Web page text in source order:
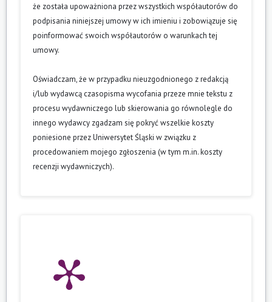
że została upoważniona przez wszystkich współautorów do
podpisania niniejszej umowy w ich imieniu i zobowiązuje się
poinformować swoich współautorów o warunkach tej
umowy.
Oświadczam, że w przypadku nieuzgodnionego z redakcją
i/lub wydawcą czasopisma wycofania przeze mnie tekstu z
procesu wydawniczego lub skierowania go równolegle do
innego wydawcy zgadzam się pokryć wszelkie koszty
poniesione przez Uniwersytet Śląski w związku z
procedowaniem mojego zgłoszenia (w tym m.in. koszty
recenzji wydawniczych).